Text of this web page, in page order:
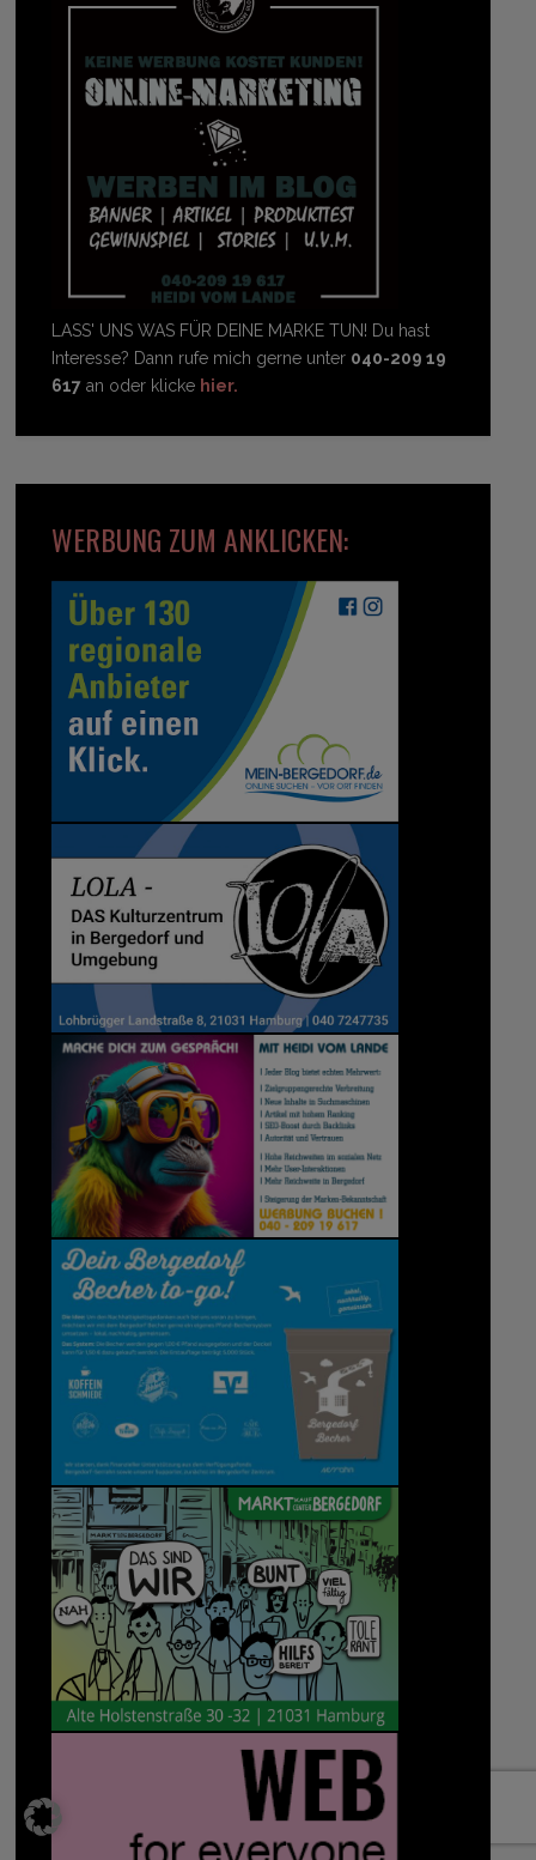
LASS' UNS WAS FÜR DEINE MARKE TUN! Du hast
Interesse? Dann rufe mich gerne unter 040-209 19
617 an oder klicke hier.
WERBUNG ZUM ANKLICKEN: